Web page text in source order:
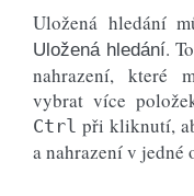
Uložená hledání
Uložená hledání.
nahrazení, které
vybrat více
Ctrl při kliknutí,
a nahrazení v jedné